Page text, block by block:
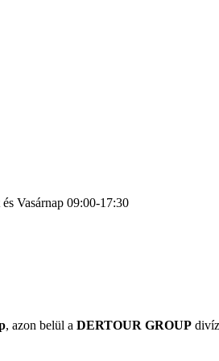
Vasárnap 09:00-17:30
, azon belül a DERTOUR GROUP